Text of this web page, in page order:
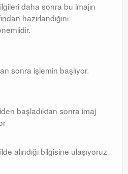
daha sonra bu imajın
hazırlandığını
sonra işlemin başlıyor.
başladıktan sonra imaj
alındığı bilgisine ulaşıyoruz